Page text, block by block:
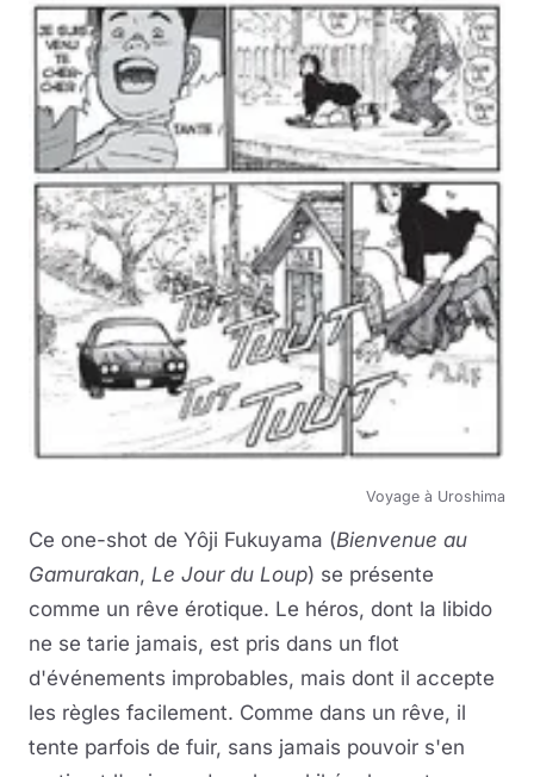
Voyage à Uroshima
Ce one-shot de Yôji Fukuyama (Bienvenue au
Gamurakan, Le Jour du Loup) se présente
comme un rêve érotique. Le héros, dont la libido
ne se tarie jamais, est pris dans un flot
d'événements improbables, mais dont il accepte
les règles facilement. Comme dans un rêve, il
tente parfois de fuir, sans jamais pouvoir s'en